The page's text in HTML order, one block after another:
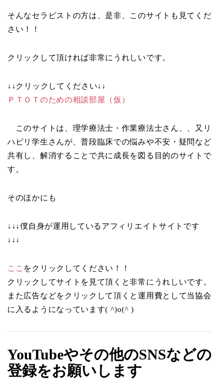
そんなセラピストの方は、是非、このサイトも見てくだ
さい！！
クリックして頂ければ非常にうれしいです。
↓↓クリックしてください↓↓
ＰＴＯＴのための相談部屋（仮）
このサイトは、理学療法士・作業療法士さん、、又リ
ハビリ学生さんが、普段臨床での悩みや不安・疑問など
共有し、解消することで共に成長を図る目的のサイトで
す。
そのほかにも
↓↓↓僕自身が運用しているアフィリエイトサイトです
↓↓↓
ここ をクリックしてください！！
クリックしてサイトを見て頂くと非常にうれしいです。
また広告などをクリックして頂くと運用費として当協会
に入るようになっています( ^)o(^ )
YouTubeやその他のSNSなどの
登録をお願いします